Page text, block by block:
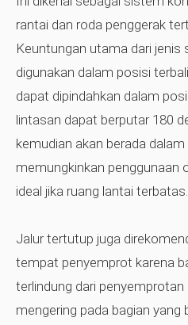
rantai dan roda penggerak
Keuntungan utama dari jenis
digunakan dalam posisi
dapat dipindahkan dalam
lintasan dapat berputar 180
kemudian akan berada
memungkinkan penggunaan
ideal jika ruang lantai terbatas.
Jalur tertutup juga
tempat penyemprot karena
terlindung dari penyemprotan
mengering pada bagian